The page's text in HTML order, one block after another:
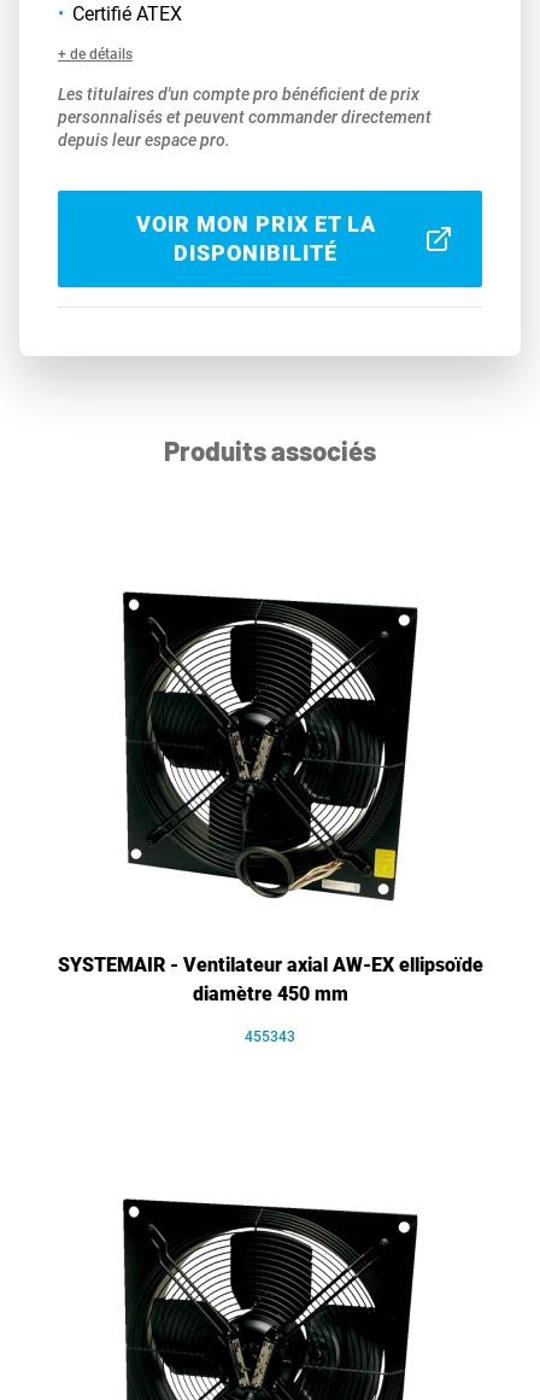
Certifié ATEX
+ de détails
Les titulaires d'un compte pro bénéficient de prix
personnalisés et peuvent commander directement
depuis leur espace pro.
VOIR MON PRIX ET LA
DISPONIBILITÉ
Produits associés
SYSTEMAIR - Ventilateur axial AW-EX ellipsoïde
diamètre 450 mm
455343